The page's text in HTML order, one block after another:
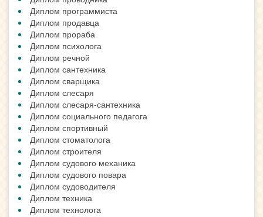
Диплом программиста
Диплом продавца
Диплом прораба
Диплом психолога
Диплом речной
Диплом сантехника
Диплом сварщика
Диплом слесаря
Диплом слесаря-сантехника
Диплом социального педагога
Диплом спортивный
Диплом стоматолога
Диплом строителя
Диплом судового механика
Диплом судового повара
Диплом судоводителя
Диплом техника
Диплом технолога